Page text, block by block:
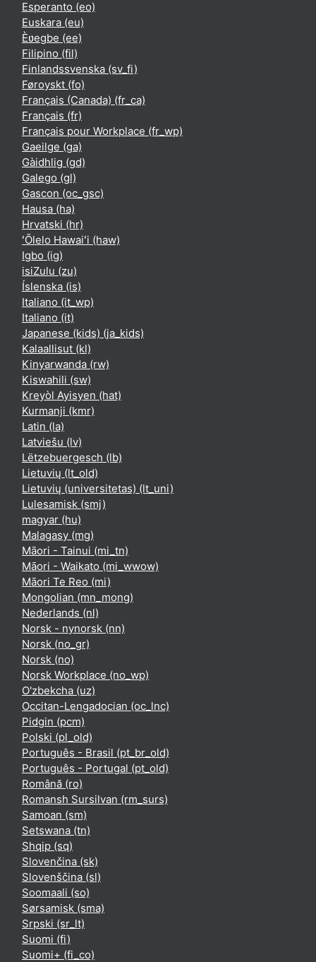
Esperanto ‎(eo)‎
Euskara ‎(eu)‎
Èʋegbe ‎(ee)‎
Filipino ‎(fil)‎
Finlandssvenska ‎(sv_fi)‎
Føroyskt ‎(fo)‎
Français (Canada) ‎(fr_ca)‎
Français ‎(fr)‎
Français pour Workplace ‎(fr_wp)‎
Gaeilge ‎(ga)‎
Gàidhlig ‎(gd)‎
Galego ‎(gl)‎
Gascon ‎(oc_gsc)‎
Hausa ‎(ha)‎
Hrvatski ‎(hr)‎
ʻŌlelo Hawaiʻi ‎(haw)‎
Igbo ‎(ig)‎
isiZulu ‎(zu)‎
Íslenska ‎(is)‎
Italiano ‎(it_wp)‎
Italiano ‎(it)‎
Japanese (kids) ‎(ja_kids)‎
Kalaallisut ‎(kl)‎
Kinyarwanda ‎(rw)‎
Kiswahili ‎(sw)‎
Kreyòl Ayisyen ‎(hat)‎
Kurmanji ‎(kmr)‎
Latin ‎(la)‎
Latviešu ‎(lv)‎
Lëtzebuergesch ‎(lb)‎
Lietuvių ‎(lt_old)‎
Lietuvių (universitetas) ‎(lt_uni)‎
Lulesamisk ‎(smj)‎
magyar ‎(hu)‎
Malagasy ‎(mg)‎
Māori - Tainui ‎(mi_tn)‎
Māori - Waikato ‎(mi_wwow)‎
Māori Te Reo ‎(mi)‎
Mongolian ‎(mn_mong)‎
Nederlands ‎(nl)‎
Norsk - nynorsk ‎(nn)‎
Norsk ‎(no_gr)‎
Norsk ‎(no)‎
Norsk Workplace ‎(no_wp)‎
O'zbekcha ‎(uz)‎
Occitan-Lengadocian ‎(oc_lnc)‎
Pidgin ‎(pcm)‎
Polski ‎(pl_old)‎
Português - Brasil ‎(pt_br_old)‎
Português - Portugal ‎(pt_old)‎
Română ‎(ro)‎
Romansh Sursilvan ‎(rm_surs)‎
Samoan ‎(sm)‎
Setswana ‎(tn)‎
Shqip ‎(sq)‎
Slovenčina ‎(sk)‎
Slovenščina ‎(sl)‎
Soomaali ‎(so)‎
Sørsamisk ‎(sma)‎
Srpski ‎(sr_lt)‎
Suomi ‎(fi)‎
Suomi+ ‎(fi_co)‎